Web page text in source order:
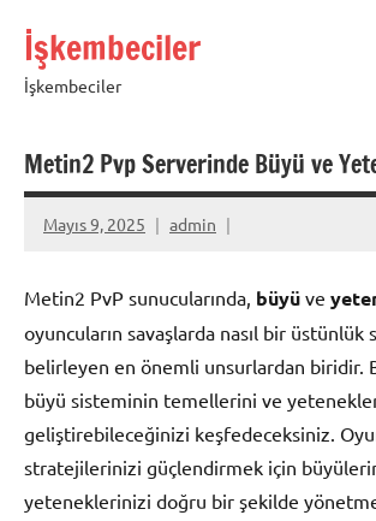
İşkembeciler
İşkembeciler
Metin2 Pvp Serverinde Büyü ve
Mayıs 9, 2025 admin
Metin2 PvP sunucularında, büyü ve
oyuncuların savaşlarda nasıl bir üstünlük
belirleyen en önemli unsurlardan biridir.
büyü sisteminin temellerini ve
geliştirebileceğinizi keşfedeceksiniz.
stratejilerinizi güçlendirmek için
yeteneklerinizi doğru bir şekilde